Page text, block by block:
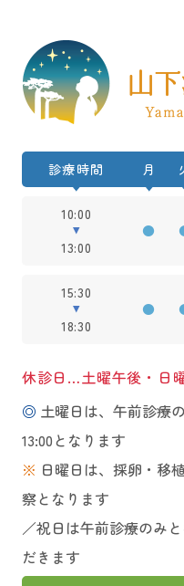
診療時間 月
10:00
13:00
●
15:30
18:30
●
休診日…土曜午後・日
◎ 土曜日は、午前診療
13:00となります
※ 日曜日は、採卵・移
察となります
／祝日は午前診療のみ
だきます